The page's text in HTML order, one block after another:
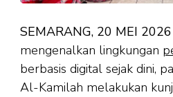
SEMARANG, 20 MEI 2026
mengenalkan lingkungan
berbasis digital sejak dini,
Al-Kamilah melakukan